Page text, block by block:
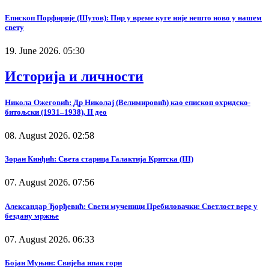
Епископ Порфирије (Шутов): Пир у време куге није нешто ново у нашем
свету
19. June 2026. 05:30
Историја и личности
Никола Ожеговић: Др Николај (Велимировић) као епископ охридско-
битољски (1931–1938), II део
08. August 2026. 02:58
Зоран Кинђић: Света старица Галактија Критска (III)
07. August 2026. 07:56
Александар Ђорђевић: Свети мученици Пребиловачки: Светлост вере у
бездану мржње
07. August 2026. 06:33
Бојан Муњин: Свијећа ипак гори